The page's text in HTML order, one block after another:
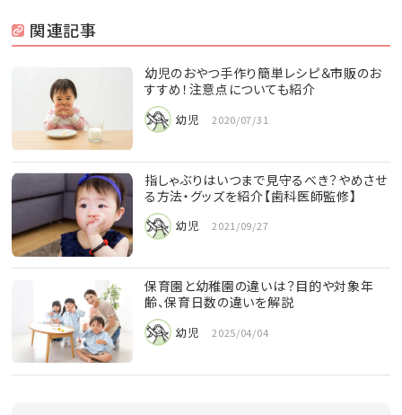
関連記事
幼児のおやつ手作り簡単レシピ＆市販のお
すすめ！注意点についても紹介
幼児 2020/07/31
指しゃぶりはいつまで見守るべき？やめさせ
る方法・グッズを紹介【歯科医師監修】
幼児 2021/09/27
保育園と幼稚園の違いは？目的や対象年
齢、保育日数の違いを解説
幼児 2025/04/04